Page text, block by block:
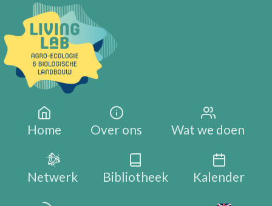
Overslaan en naar de inhoud gaan
Main navigation
Home Over ons Wat we doen
Netwerk Bibliotheek Kalender